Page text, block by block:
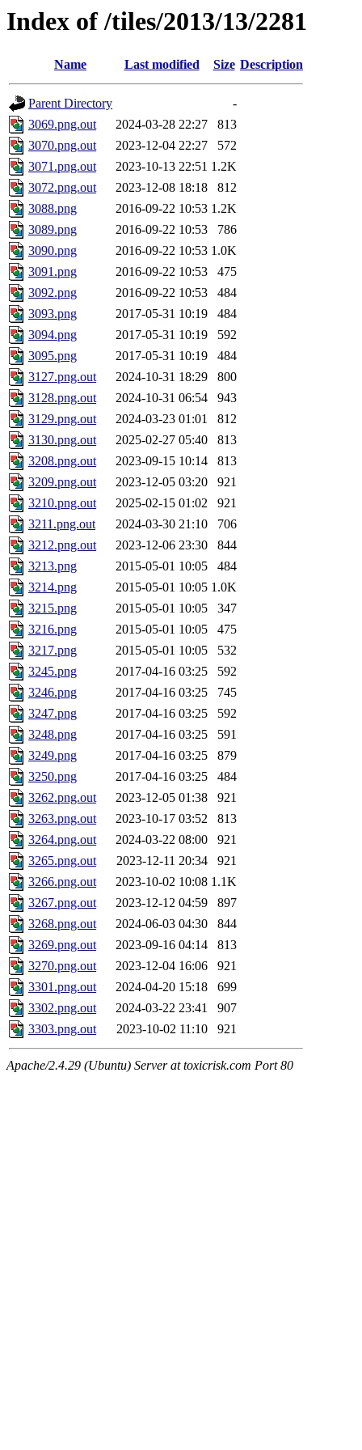
Index of /tiles/2013/13/2281
Name Last modified Size Description
Parent Directory
-
3069.png.out
2024-03-28 22:27
813
3070.png.out
2023-12-04 22:27
572
3071.png.out
2023-10-13 22:51 1.2K
3072.png.out
2023-12-08 18:18
812
3088.png
2016-09-22 10:53 1.2K
3089.png
2016-09-22 10:53
786
3090.png
2016-09-22 10:53 1.0K
3091.png
2016-09-22 10:53
475
3092.png
2016-09-22 10:53
484
3093.png
2017-05-31 10:19
484
3094.png
2017-05-31 10:19
592
3095.png
2017-05-31 10:19
484
3127.png.out
2024-10-31 18:29
800
3128.png.out
2024-10-31 06:54
943
3129.png.out
2024-03-23 01:01
812
3130.png.out
2025-02-27 05:40
813
3208.png.out
2023-09-15 10:14
813
3209.png.out
2023-12-05 03:20
921
3210.png.out
2025-02-15 01:02
921
3211.png.out
2024-03-30 21:10
706
3212.png.out
2023-12-06 23:30
844
3213.png
2015-05-01 10:05
484
3214.png
2015-05-01 10:05 1.0K
3215.png
2015-05-01 10:05
347
3216.png
2015-05-01 10:05
475
3217.png
2015-05-01 10:05
532
3245.png
2017-04-16 03:25
592
3246.png
2017-04-16 03:25
745
3247.png
2017-04-16 03:25
592
3248.png
2017-04-16 03:25
591
3249.png
2017-04-16 03:25
879
3250.png
2017-04-16 03:25
484
3262.png.out
2023-12-05 01:38
921
3263.png.out
2023-10-17 03:52
813
3264.png.out
2024-03-22 08:00
921
3265.png.out
2023-12-11 20:34
921
3266.png.out
2023-10-02 10:08 1.1K
3267.png.out
2023-12-12 04:59
897
3268.png.out
2024-06-03 04:30
844
3269.png.out
2023-09-16 04:14
813
3270.png.out
2023-12-04 16:06
921
3301.png.out
2024-04-20 15:18
699
3302.png.out
2024-03-22 23:41
907
3303.png.out
2023-10-02 11:10 921
Apache/2.4.29 (Ubuntu) Server at toxicrisk.com Port 80